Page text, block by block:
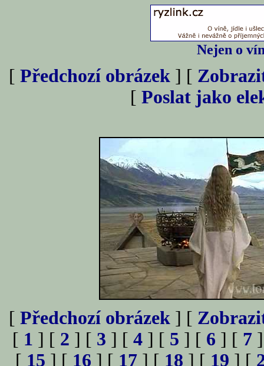
Nejen o
[ Předchozí obrázek ] [
[ Poslat jako
[ Předchozí obrázek ] [
[ 1 ] [ 2 ] [ 3 ] [ 4 ] [ 5 ] [ 6 ] [ 7
[ 15 ] [ 16 ] [ 17 ] [ 18 ] [ 19 ] [